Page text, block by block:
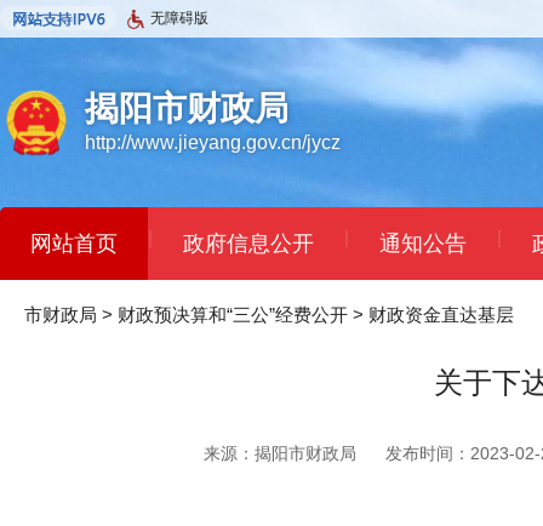
无障碍版
揭阳市财政局
http://www.jieyang.gov.cn/jycz
网站首页 | 政府信息公开 | 通知公告 |
市财政局 > 财政预决算和“三公”经费公开 > 财政资金直达基层
关于下
来源：揭阳市财政局 发布时间：2023-